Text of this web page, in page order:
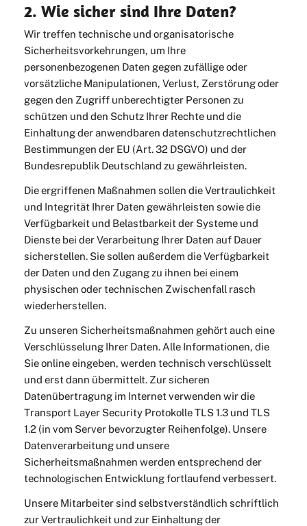
2. Wie sicher sind Ihre Daten?
Wir treffen technische und organisatorische
Sicherheitsvorkehrungen, um Ihre
personenbezogenen Daten gegen zufällige oder
vorsätzliche Manipulationen, Verlust, Zerstörung oder
gegen den Zugriff unberechtigter Personen zu
schützen und den Schutz Ihrer Rechte und die
Einhaltung der anwendbaren datenschutzrechtlichen
Bestimmungen der EU (Art. 32 DSGVO) und der
Bundesrepublik Deutschland zu gewährleisten.
Die ergriffenen Maßnahmen sollen die Vertraulichkeit
und Integrität Ihrer Daten gewährleisten sowie die
Verfügbarkeit und Belastbarkeit der Systeme und
Dienste bei der Verarbeitung Ihrer Daten auf Dauer
sicherstellen. Sie sollen außerdem die Verfügbarkeit
der Daten und den Zugang zu ihnen bei einem
physischen oder technischen Zwischenfall rasch
wiederherstellen.
Zu unseren Sicherheitsmaßnahmen gehört auch eine
Verschlüsselung Ihrer Daten. Alle Informationen, die
Sie online eingeben, werden technisch verschlüsselt
und erst dann übermittelt. Zur sicheren
Datenübertragung im Internet verwenden wir die
Transport Layer Security Protokolle TLS 1.3 und TLS
1.2 (in vom Server bevorzugter Reihenfolge). Unsere
Datenverarbeitung und unsere
Sicherheitsmaßnahmen werden entsprechend der
technologischen Entwicklung fortlaufend verbessert.
Unsere Mitarbeiter sind selbstverständlich schriftlich
zur Vertraulichkeit und zur Einhaltung der